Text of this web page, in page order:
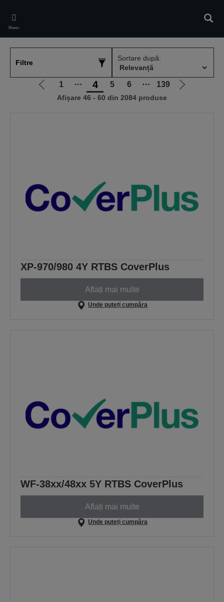
main
content
Meniu
Filtre
Sortare după:
Mergi
1 ⋯ 4 5 6 ⋯ 139
Mergi
Afișare 46 - 60 din 2084 produse
XP-970/980 4Y RTBS CoverPlus
Aflați mai multe
Unde puteți cumpăra
WF-38xx/48xx 5Y RTBS CoverPlus
Aflați mai multe
Unde puteți cumpăra